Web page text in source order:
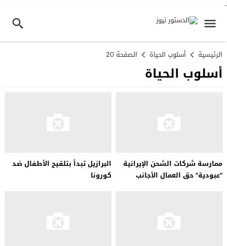
.
الرئيسية أسلوب الحياة الصفحة 20
أسلوب الحياة
ممارسة شركات الشحن الإيرانية
"عبودية" حق العمال الأجانب
البرازيل تبدأ بتلقيح الأطفال ضد
كورونا